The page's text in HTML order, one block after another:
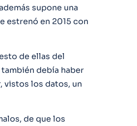
supone una
estrenó en 2015 con
de ellas del
debía haber
vistos los datos, un
de que los